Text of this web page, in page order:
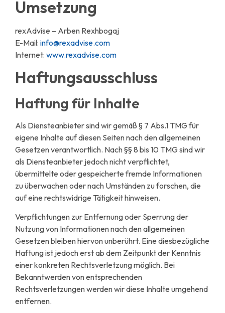
Umsetzung
rexAdvise – Arben Rexhbogaj
E-Mail: info@rexadvise.com
Internet: www.rexadvise.com
Haftungsausschluss
Haftung für Inhalte
Als Diensteanbieter sind wir gemäß § 7 Abs.1 TMG für
eigene Inhalte auf diesen Seiten nach den allgemeinen
Gesetzen verantwortlich. Nach §§ 8 bis 10 TMG sind wir
als Diensteanbieter jedoch nicht verpflichtet,
übermittelte oder gespeicherte fremde Informationen
zu überwachen oder nach Umständen zu forschen, die
auf eine rechtswidrige Tätigkeit hinweisen.
Verpflichtungen zur Entfernung oder Sperrung der
Nutzung von Informationen nach den allgemeinen
Gesetzen bleiben hiervon unberührt. Eine diesbezügliche
Haftung ist jedoch erst ab dem Zeitpunkt der Kenntnis
einer konkreten Rechtsverletzung möglich. Bei
Bekanntwerden von entsprechenden
Rechtsverletzungen werden wir diese Inhalte umgehend
entfernen.